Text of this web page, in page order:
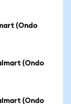
(Ondo
(Ondo
(Ondo